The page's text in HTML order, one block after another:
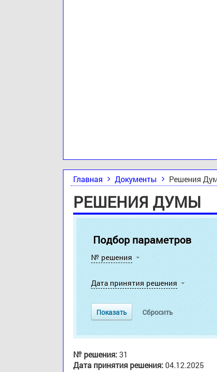
Главная Документы Решения
РЕШЕНИЯ ДУМЫ
Подбор параметров
№ решения
Дата принятия решения
№ решения:31
Дата принятия решения: 04.12.2025